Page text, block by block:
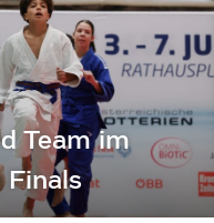
Team im
Finals